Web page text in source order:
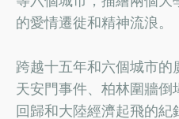
的愛情遷徙和精神流浪。
跨越十五年和六個城市的
天安門事件、柏林圍牆倒
回歸和大陸經濟起飛的